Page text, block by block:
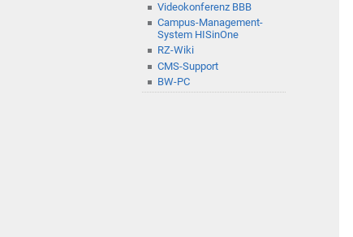
Videokonferenz BBB
Campus-Management-
System HISinOne
RZ-Wiki
CMS-Support
BW-PC